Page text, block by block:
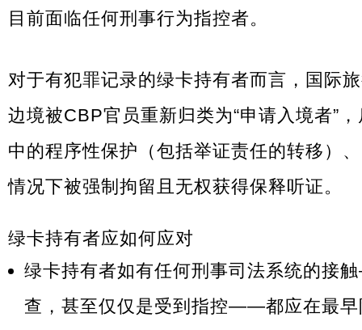
目前面临任何刑事行为指控者。
对于有犯罪记录的绿卡持有者而言，国际
边境被CBP官员重新归类为“申请入境者”
中的程序性保护（包括举证责任的转移）
情况下被强制拘留且无权获得保释听证。
绿卡持有者应如何应对
绿卡持有者如有任何刑事司法系统的接
查，甚至仅仅是受到指控——都应在最早